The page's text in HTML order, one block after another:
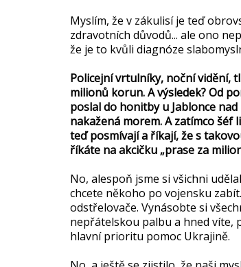
Myslím, že v zákulisí je teď
zdravotních důvodů... ale ono
že je to kvůli diagnóze
Policejní vrtulníky, noční vidění,
milionů korun. A výsledek? Od
poslal do honitby u Jablonce
nakažená morem. A zatímco šéf
teď posmívají a říkají, že s
říkáte na akcičku „prase za
No, alespoň jsme si všichni
chcete někoho po vojensku
odstřelovače. Vynásobte si
nepřátelskou palbu a hned víte,
hlavní prioritu pomoc Ukrajině.